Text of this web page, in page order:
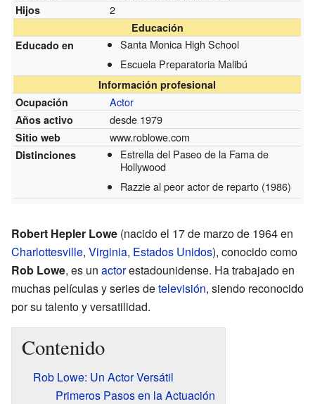
Hijos 2
Educación
Educado en
Santa Monica High School
Escuela Preparatoria Malibú
Información profesional
Ocupación
Actor
Años activo desde 1979
Sitio web www.roblowe.com
Distinciones
Estrella del Paseo de la Fama de
Hollywood
Razzie al peor actor de reparto (1986)
Robert Hepler Lowe (nacido el 17 de marzo de 1964 en
Charlottesville, Virginia, Estados Unidos), conocido como
Rob Lowe, es un actorestadounidense. Ha trabajado en
muchas películas y series detelevisión, siendo reconocido
por su talento y versatilidad.
Contenido
Rob Lowe: Un Actor Versátil
Primeros Pasos en la Actuación